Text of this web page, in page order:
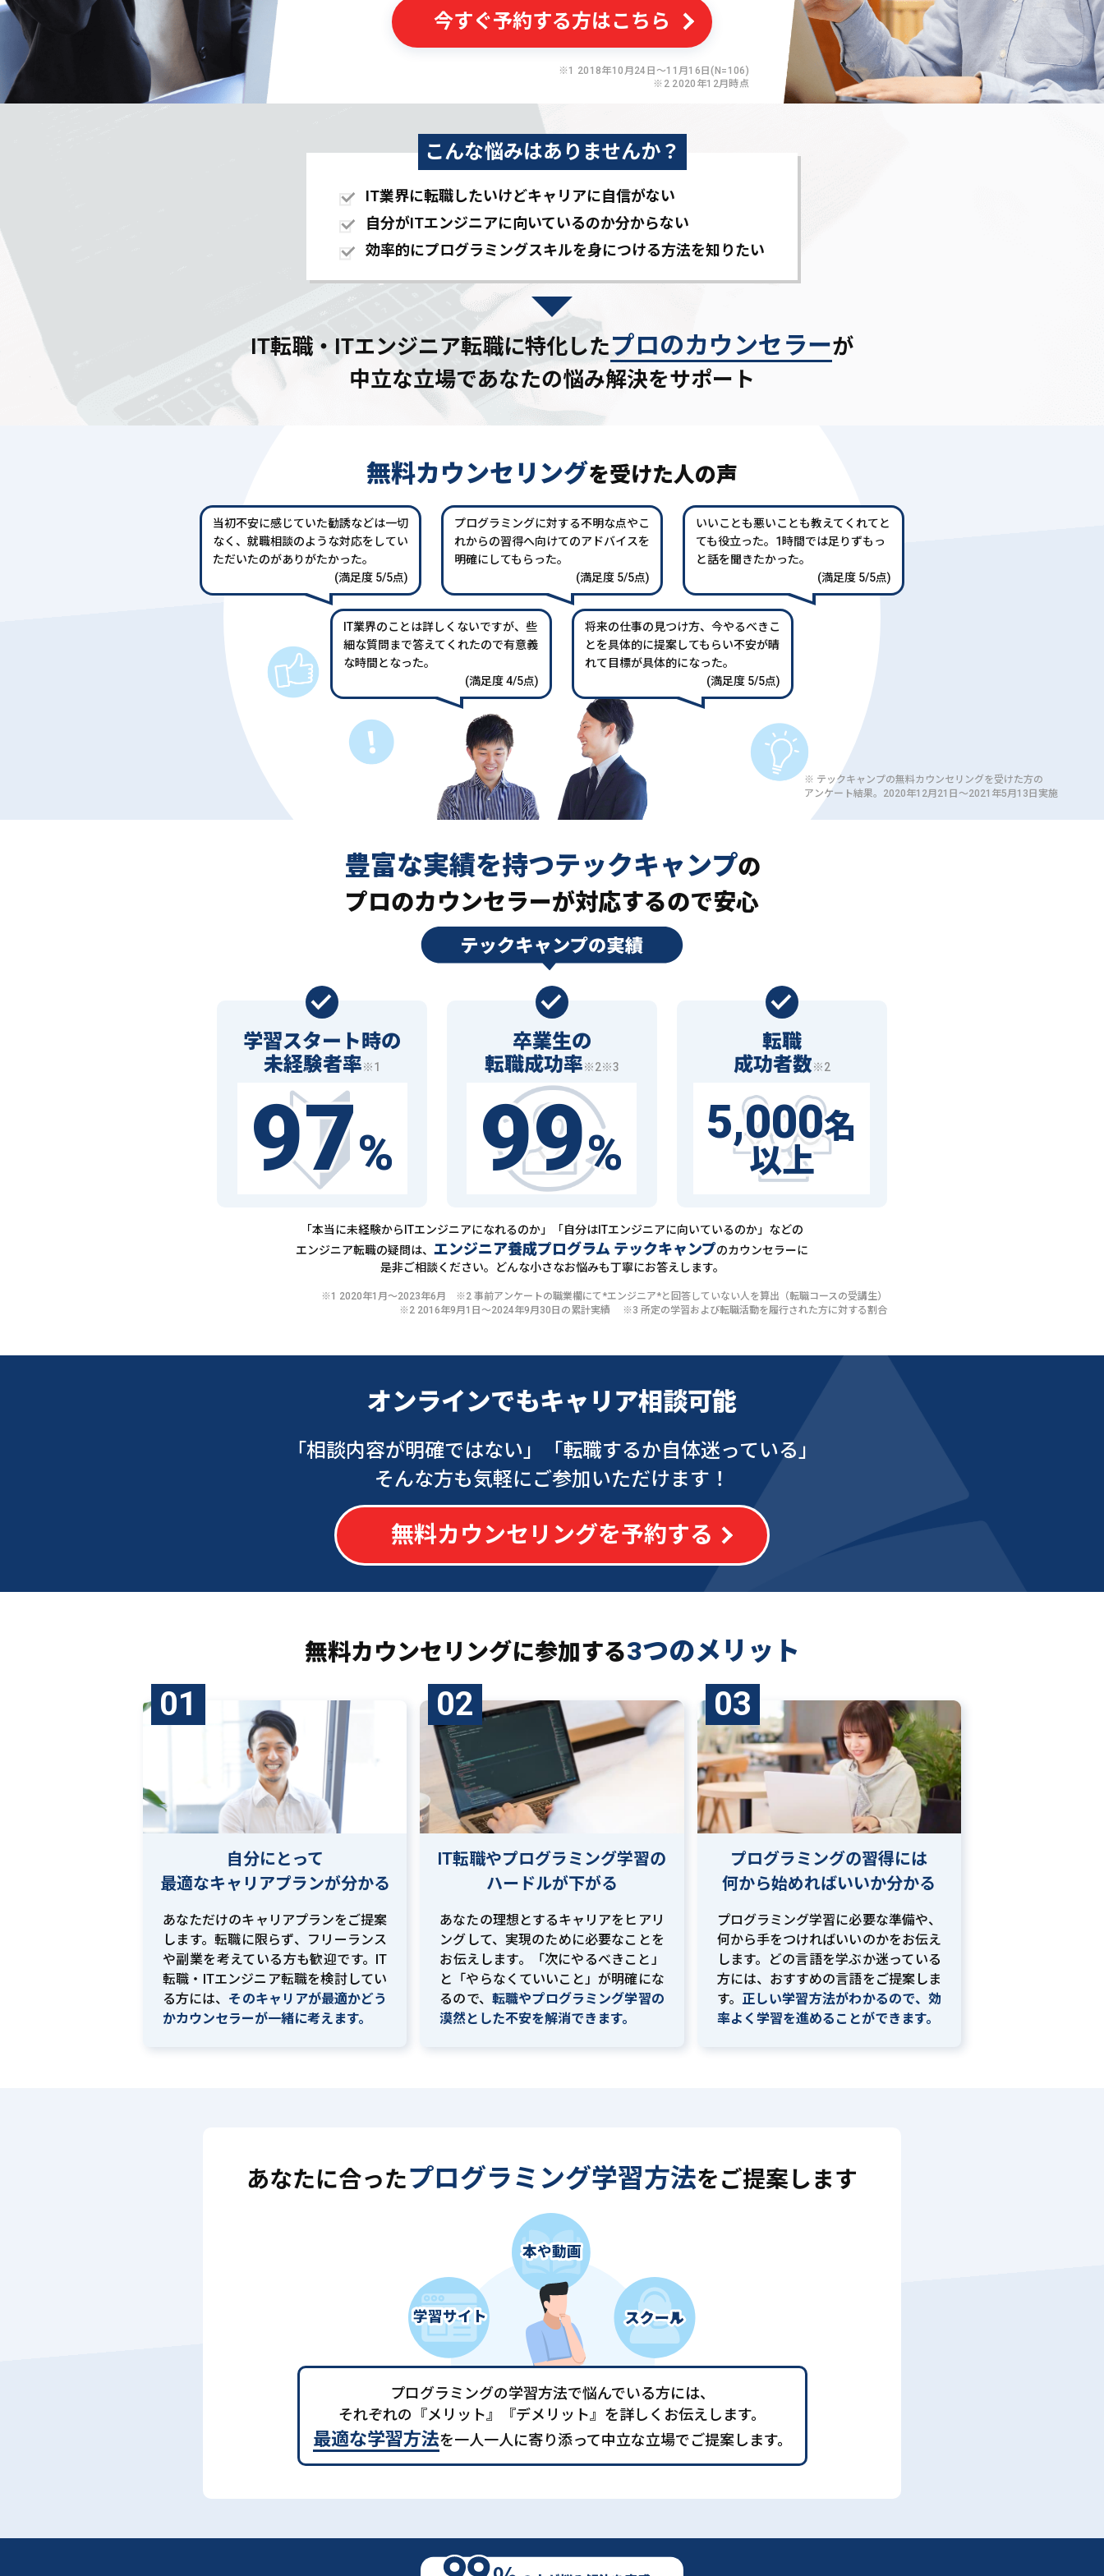
今すぐ予約する方はこちら
※1 2018年10月24日〜11月16日(N=106)
※2 2020年12月時点
こんな悩みはありませんか？
IT業界に転職したいけどキャリアに自信がない
自分がITエンジニアに向いているのか分からない
効率的にプログラミングスキルを身につける方法を知りたい
IT転職・ITエンジニア転職に特化したプロのカウンセラーが
中立な立場であなたの悩み解決をサポート
無料カウンセリングを受けた人の声
当初不安に感じていた勧誘などは一切
なく、就職相談のような対応をしてい
ただいたのがありがたかった。
(満足度 5/5点)
プログラミングに対する不明な点やこ
れからの習得へ向けてのアドバイスを
明確にしてもらった。
(満足度 5/5点)
いいことも悪いことも教えてくれてと
ても役立った。1時間では足りずもっ
と話を聞きたかった。
(満足度 5/5点)
IT業界のことは詳しくないですが、些
細な質問まで答えてくれたので有意義
な時間となった。
(満足度 4/5点)
将来の仕事の見つけ方、今やるべきこ
とを具体的に提案してもらい不安が晴
れて目標が具体的になった。
(満足度 5/5点)
※ テックキャンプの無料カウンセリングを受けた方の
アンケート結果。2020年12月21日〜2021年5月13日実施
豊富な実績を持つテックキャンプの
プロのカウンセラーが対応するので安心
学習スタート時の
未経験者率※1
97%
卒業生の
転職成功率※2※3
99%
転職
成功者数※2
5,000名
以上
「本当に未経験からITエンジニアになれるのか」「自分はITエンジニアに向いているのか」などの
エンジニア転職の疑問は、 エンジニア養成プログラム テックキャンプのカウンセラーに
是非ご相談ください。どんな小さなお悩みも丁寧にお答えします。
※1 2020年1月〜2023年6月 ※2 事前アンケートの職業欄にて*エンジニア*と回答していない人を算出（転職コースの受講生）
※2 2016年9月1日〜2024年9月30日の累計実績 ※3 所定の学習および転職活動を履行された方に対する割合
オンラインでもキャリア相談可能
「相談内容が明確ではない」
「転職するか自体迷っている」
そんな方も気軽にご参加いただけます！
無料カウンセリングを予約する
無料カウンセリングに参加する3つのメリット
01
自分にとって
最適なキャリアプランが分かる
あなただけのキャリアプランをご提案
します。転職に限らず、フリーランス
や副業を考えている方も歓迎です。IT
転職・ITエンジニア転職を検討してい
る方には、 そのキャリアが最適かどう
かカウンセラーが一緒に考えます。
02
IT転職やプログラミング学習の
ハードルが下がる
あなたの理想とするキャリアをヒアリ
ングして、実現のために必要なことを
お伝えします。「次にやるべきこと」
と「やらなくていいこと」が明確にな
るので、 転職やプログラミング学習の
漠然とした不安を解消できます。
03
プログラミングの習得には
何から始めればいいか分かる
プログラミング学習に必要な準備や、
何から手をつければいいのかをお伝え
します。どの言語を学ぶか迷っている
方には、おすすめの言語をご提案しま
す。 正しい学習方法がわかるので、効
率よく学習を進めることができます。
あなたに合ったプログラミング学習方法をご提案します
プログラミングの学習方法で悩んでいる方には、
それぞれの『メリット』『デメリット』を詳しくお伝えします。
最適な学習方法を一人一人に寄り添って中立な立場でご提案します。